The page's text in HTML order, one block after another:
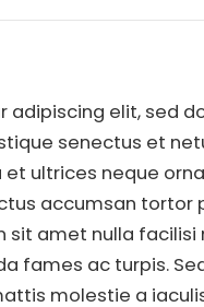
elit, sed
senectus et
ultrices neque
accumsan tortor
sit amet nulla
fames ac turpis.
molestie a